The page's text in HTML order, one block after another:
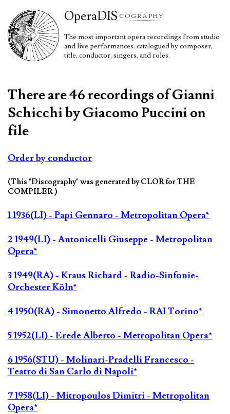
OperaDIS COGRAPHY
The most important opera recordings from studio
and live performances, catalogued by composer,
title, conductor, singers, and roles.
There are 46 recordings of Gianni
Schicchi by Giacomo Puccini on
file
Order by conductor
(This "Discography" was generated by CLOR for THE
COMPILER )
1 1936(LI) - Papi Gennaro - Metropolitan Opera*
2 1949(LI) - Antonicelli Giuseppe - Metropolitan
Opera*
3 1949(RA) - Kraus Richard - Radio-Sinfonie-
Orchester Köln*
4 1950(RA) - Simonetto Alfredo - RAI Torino*
5 1952(LI) - Erede Alberto - Metropolitan Opera*
6 1956(STU) - Molinari-Pradelli Francesco -
Teatro di San Carlo di Napoli*
7 1958(LI) - Mitropoulos Dimitri - Metropolitan
Opera*